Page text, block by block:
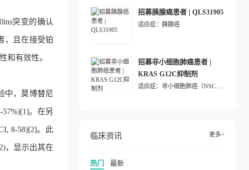
突变的确认
，且在接受铂
和有效性。
中，莫博替尼
。在另
8-58)[2]。此
，显示出其在
招募胰腺癌患者 | QLS31905
适应症： 胰腺癌
招募非小细胞肺癌患者 |
KRAS G12C抑制剂
适应症： 非小细胞肺癌（NSCLC）
临床资讯 更多>
热门 最新